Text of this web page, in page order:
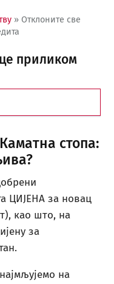
» Отклоните све
приликом
стопа:
ЦИЈЕНА за новац
као што, на
за
на